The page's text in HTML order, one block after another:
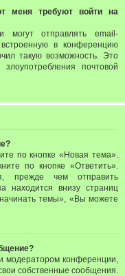
меня требуют войти на
могут отправлять email-
в конференцию
такую возможность. Это
почтовой
по кнопке «Новая тема».
по кнопке «Ответить».
прежде чем отправить
находится внизу страниц
темы», «Вы можете
модератором конференции,
собственные сообщения.